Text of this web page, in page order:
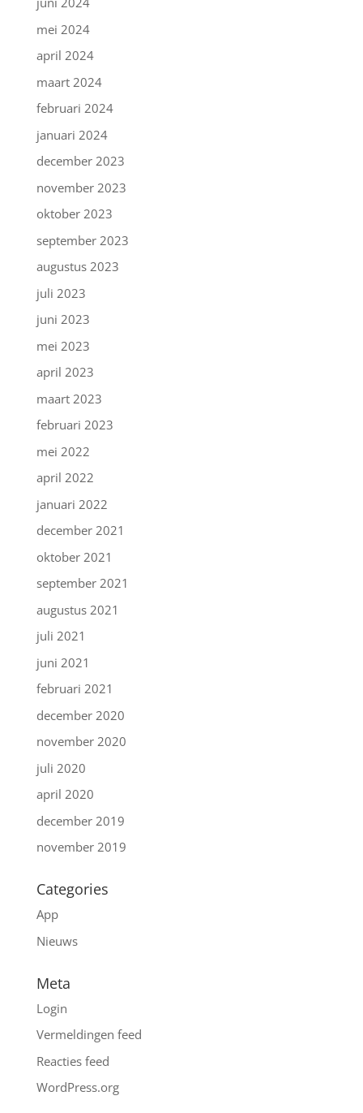
mei 2024
april 2024
maart 2024
februari 2024
januari 2024
december 2023
november 2023
oktober 2023
september 2023
augustus 2023
juli 2023
juni 2023
mei 2023
april 2023
maart 2023
februari 2023
mei 2022
april 2022
januari 2022
december 2021
oktober 2021
september 2021
augustus 2021
juli 2021
juni 2021
februari 2021
december 2020
november 2020
juli 2020
april 2020
december 2019
november 2019
Categories
App
Nieuws
Meta
Login
Vermeldingen feed
Reacties feed
WordPress.org